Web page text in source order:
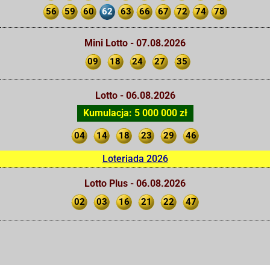
56
59 60 62 63 66 67 72 74 78
Mini Lotto - 07.08.2026
09 18 24 27 35
Lotto - 06.08.2026
Kumulacja: 5 000 000 zł
04 14 18 23 29 46
Loteriada 2026
Lotto Plus - 06.08.2026
02 03 16 21 22 47